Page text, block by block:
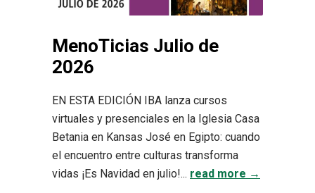
MenoTicias Julio de
2026
EN ESTA EDICIÓN IBA lanza cursos
virtuales y presenciales en la Iglesia Casa
Betania en Kansas José en Egipto: cuando
el encuentro entre culturas transforma
vidas ¡Es Navidad en julio!... read more →